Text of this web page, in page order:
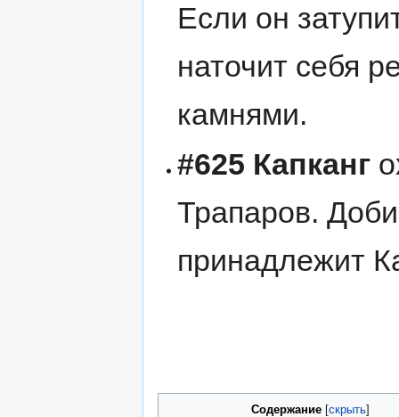
Если он
наточит себя
камнями.
#625 Капканг
Трапаров.
принадлежит
Содержание